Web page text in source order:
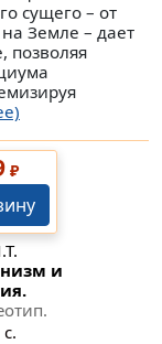
сущего – от
Земле – дает
позволяя
₽
и